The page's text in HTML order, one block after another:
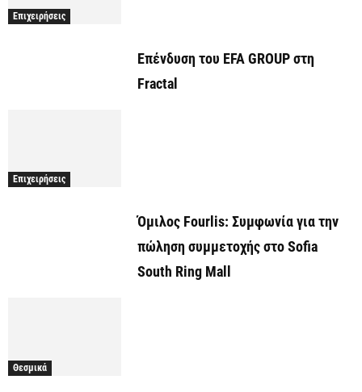
Επιχειρήσεις
Επένδυση του EFA GROUP στη
Fractal
Επιχειρήσεις
Όμιλος Fourlis: Συμφωνία για την
πώληση συμμετοχής στο Sofia
South Ring Mall
Θεσμικά